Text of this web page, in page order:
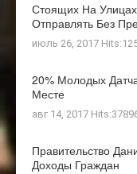
Стоящих На
Отправлять Без
июль 26, 2017
20% Молодых
Месте
авг 14, 2017
Правительство
Доходы Граждан